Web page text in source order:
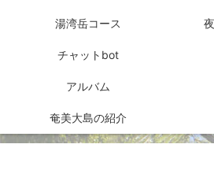
湯湾岳コース
チャットbot
アルバム
奄美大島の紹介